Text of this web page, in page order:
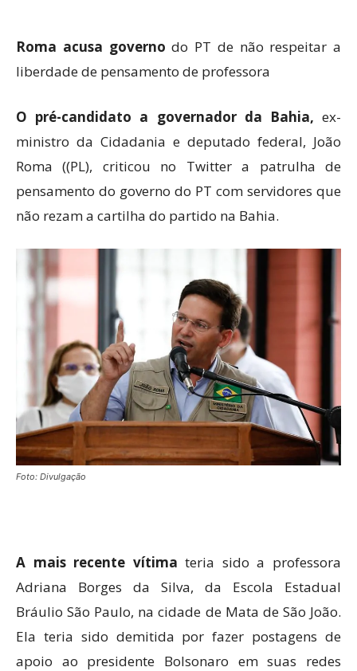
Roma acusa governo do PT de não respeitar a
liberdade de pensamento de professora
O pré-candidato a governador da Bahia, ex-
ministro da Cidadania e deputado federal, João
Roma ((PL), criticou no Twitter a patrulha de
pensamento do governo do PT com servidores que
não rezam a cartilha do partido na Bahia.
Foto: Divulgação
A mais recente vítima teria sido a professora
Adriana Borges da Silva, da Escola Estadual
Bráulio São Paulo, na cidade de Mata de São João.
Ela teria sido demitida por fazer postagens de
apoio ao presidente Bolsonaro em suas redes